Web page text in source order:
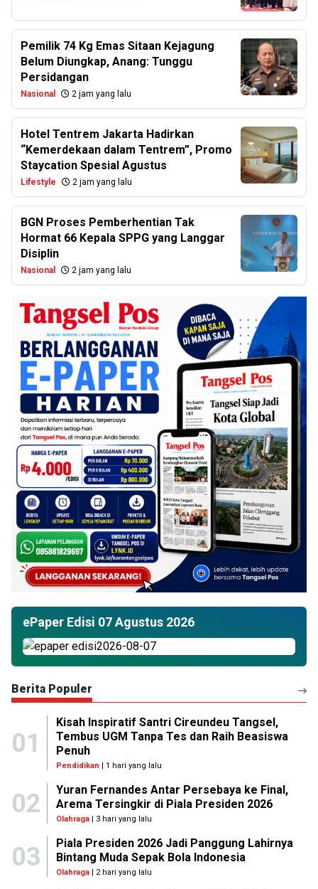
Pemilik 74 Kg Emas Sitaan Kejagung
Belum Diungkap, Anang: Tunggu
Persidangan
Nasional 2 jam yang lalu
Hotel Tentrem Jakarta Hadirkan
“Kemerdekaan dalam Tentrem”, Promo
Staycation Spesial Agustus
Lifestyle 2 jam yang lalu
BGN Proses Pemberhentian Tak
Hormat 66 Kepala SPPG yang Langgar
Disiplin
Nasional 2 jam yang lalu
ePaper Edisi 07 Agustus 2026
Berita Populer
01
Kisah Inspiratif Santri Cireundeu Tangsel,
Tembus UGM Tanpa Tes dan Raih Beasiswa
Penuh
Pendidikan | 1 hari yang lalu
02
Yuran Fernandes Antar Persebaya ke Final,
Arema Tersingkir di Piala Presiden 2026
Olahraga| 3 hari yang lalu
03
Piala Presiden 2026 Jadi Panggung Lahirnya
Bintang Muda Sepak Bola Indonesia
Olahraga| 2 hari yang lalu